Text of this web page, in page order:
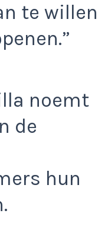
te willen
noemt
de
hun